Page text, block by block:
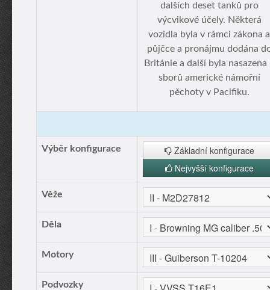
dalších deset tanků pro
výcvikové účely. Některá
vozidla byla v rámci zákona a
půjčce a pronájmu dodána
Británie a další byla nasazena
sborů americké námořní
pěchoty v Pacifiku.
Výběr konfigurace
Základní konfigurace
Nejvyšší konfigurace
Věže
Děla
Motory
Podvozky